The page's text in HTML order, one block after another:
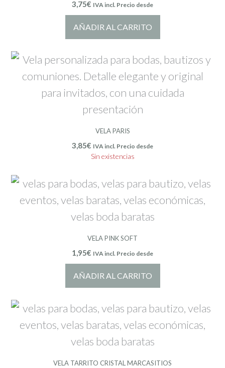
3,75€ IVA incl. Precio desde
AÑADIR AL CARRITO
VELA PARIS
3,85€ IVA incl. Precio desde
Sin existencias
VELA PINK SOFT
1,95€ IVA incl. Precio desde
AÑADIR AL CARRITO
VELA TARRITO CRISTAL MARCASITIOS